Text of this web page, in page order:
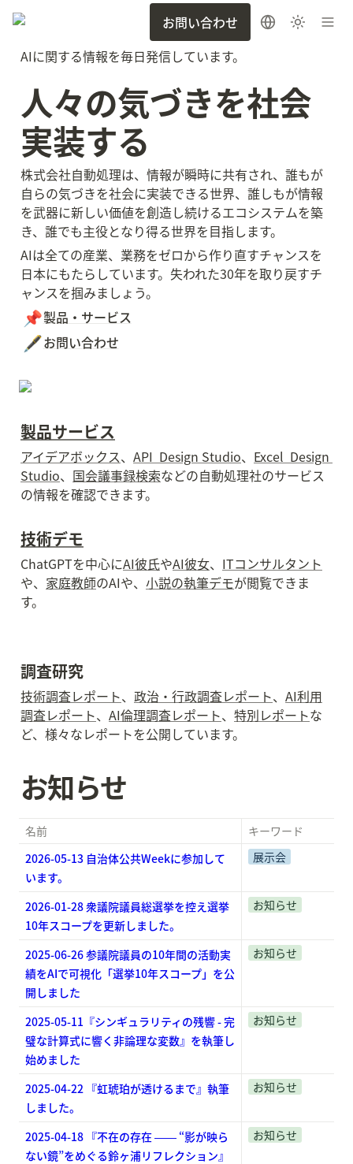
お問い合わせ
AIに関する情報を毎日発信しています。
人々の気づきを社会
実装する
株式会社自動処理は、情報が瞬時に共有され、誰もが
自らの気づきを社会に実装できる世界、誰しもが情報
を武器に新しい価値を創造し続けるエコシステムを築
き、誰でも主役となり得る世界を目指します。
AIは全ての産業、業務をゼロから作り直すチャンスを
日本にもたらしています。失われた30年を取り戻すチ
📌製品・サービス
🖋️お問い合わせ
製品サービス
アイデアボックス、 API  Design Studio、 Excel  Design
Studio、 国会議事録検索などの自動処理社のサービス
の情報を確認できます。
技術デモ
ChatGPTを中心にAI彼氏やAI彼女、 ITコンサルタント
や、 家庭教師のAIや、 小説の執筆デモが閲覧できま
す。
調査研究
技術調査レポート、 政治・行政調査レポート、 AI利用
調査レポート、 AI倫理調査レポート、 特別レポートな
ど、様々なレポートを公開しています。
お知らせ
名前
キーワード
2026-05-13 自治体公共Weekに参加して
います。
展示会
2026-01-28 衆議院議員総選挙を控え選挙
10年スコープを更新しました。
お知らせ
2025-06-26 参議院議員の10年間の活動実
績をAIで可視化「選挙10年スコープ」を公
開しました
お知らせ
2025-05-11『シンギュラリティの残響 - 完
璧な計算式に響く非論理な変数』を執筆し
始めました
お知らせ
2025-04-22 『虹琥珀が透けるまで』執筆
しました。
お知らせ
2025-04-18 『不在の存在 ―― “影が映ら
ない鏡”をめぐる鈴ヶ浦リフレクション』
お知らせ